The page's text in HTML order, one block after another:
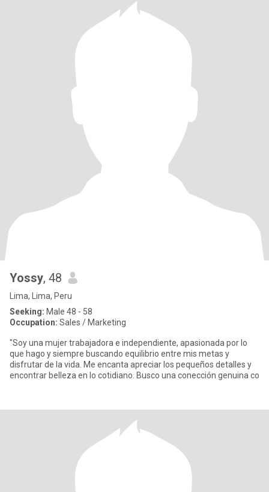
Yossy, 48
Lima, Lima, Peru
Seeking: Male 48 - 58
Occupation: Sales / Marketing
"Soy una mujer trabajadora e independiente, apasionada por lo
que hago y siempre buscando equilibrio entre mis metas y
disfrutar de la vida. Me encanta apreciar los pequeños detalles y
encontrar belleza en lo cotidiano. Busco una conección genuina co